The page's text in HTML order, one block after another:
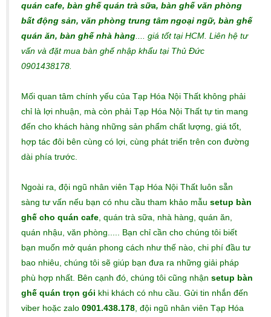
quán cafe, bàn ghế quán trà sữa, bàn ghế văn phòng
bất động sản, văn phòng trung tâm ngoại ngữ, bàn ghế
quán ăn, bàn ghế nhà hàng .... giá tốt tại HCM. Liên hệ tư
vấn và đặt mua bàn ghế nhập khẩu tại Thủ Đức
0901438178.
Mối quan tâm chính yếu của Tạp Hóa Nội Thất không phải
chỉ là lợi nhuận, mà còn phải Tạp Hóa Nội Thất tự tin mang
đến cho khách hàng những sản phẩm chất lượng, giá tốt,
hợp tác đôi bên cùng có lợi, cùng phát triển trên con đường
dài phía trước.
Ngoài ra, đội ngũ nhân viên Tạp Hóa Nội Thất luôn sẵn
sàng tư vấn nếu bạn có nhu cầu tham khảo mẫu setup bàn
ghế cho quán cafe , quán trà sữa, nhà hàng, quán ăn,
quán nhậu, văn phòng..... Bạn chỉ cần cho chúng tôi biết
bạn muốn mở quán phong cách như thế nào, chi phí đầu tư
bao nhiêu, chúng tôi sẽ giúp bạn đưa ra những giải pháp
phù hợp nhất. Bên cạnh đó, chúng tôi cũng nhận setup bàn
ghế quán trọn gói khi khách có nhu cầu. Gửi tin nhắn đến
viber hoặc zalo 0901.438.178 , đội ngũ nhân viên Tạp Hóa